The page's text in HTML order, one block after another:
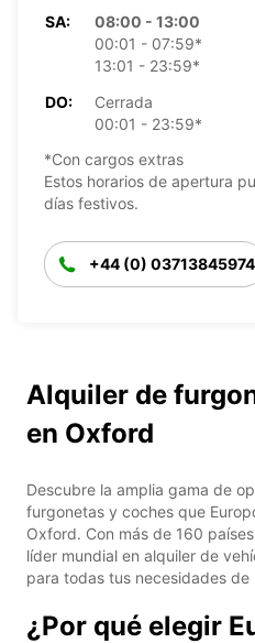
SA:
08:00 - 13:00
00:01 - 07:59*
13:01 - 23:59*
DO:
Cerrada
00:01 - 23:59*
*Con cargos extras
Estos horarios de apertura
días festivos.
+44 (0) 03713845974
Alquiler de
en Oxford
Descubre la amplia gama de
furgonetas y coches que
Oxford. Con más de 160
líder mundial en alquiler de
para todas tus necesidades de
¿Por qué elegir